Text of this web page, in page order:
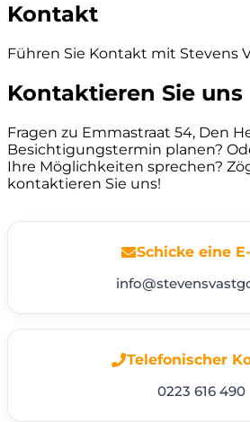
Kontakt
Führen Sie Kontakt mit Stevens
Kontaktieren Sie uns
Fragen zu Emmastraat 54, Den
Besichtigungstermin planen?
Ihre Möglichkeiten sprechen?
kontaktieren Sie uns!
Schicke eine
Telefonischer
0223 616 490